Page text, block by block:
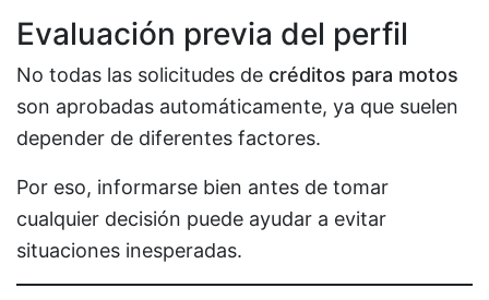
Evaluación previa del perfil
No todas las solicitudes de créditos para motos
son aprobadas automáticamente, ya que suelen
depender de diferentes factores.
Por eso, informarse bien antes de tomar
cualquier decisión puede ayudar a evitar
situaciones inesperadas.